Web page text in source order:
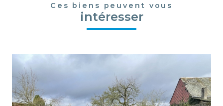
Ces biens peuvent vous
intéresser